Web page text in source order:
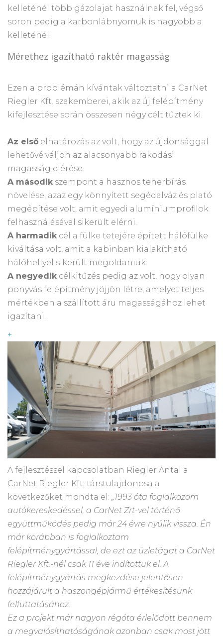
kelleténél több gázolajat használnak fel, végső
soron pedig a karbonlábnyomuk is nagyobb a
kelleténél.
Mérethez igazítható raktér magasság
Ezen a problémán kívántak változtatni a CarNet
Riegler Kft. szakemberei, akik az új felépítmény
kifejlesztése során összesen négy célt tűztek ki.
Az első elhatározás az volt, hogy az újdonsággal
lehetővé váljon az alacsonyabb rakodási
magasság elérése.
A második szempont a hasznos teherbírás
növelése, azaz egy könnyített segédalváz és plató
megépítése volt, amit egyedi alumíniumprofilok
felhasználásával sikerült elérni.
A harmadik cél a fülke tetejére épített hálófülke
kiváltása volt, amit a kabinban kialakítható
hálóhellyel sikerült megoldaniuk.
A negyedik célkitűzés pedig az volt, hogy olyan
ponyvás felépítmény jöjjön létre, amelyet teljes
mértékben a szállított áru magasságához lehet
igazítani.
+
A fejlesztéssel kapcsolatban Riegler Antal a
CarNet Riegler Kft. társtulajdonosa a
következőket mondta el: „1993 óta foglalkozom
autókereskedéssel, a CarNet Zrt-vel történő
együttműködés pedig már 24 évre nyúlik vissza. Én
már korábban is foglalkoztam
felépítménygyártással, de ezt az üzletágat a CarNet
Riegler Kft.-nél csak 11 éve indítottuk el. A
felépítménygyártás megkezdése jelentősen
hozzájárult a haszongépjármű értékesítésünk
felfuttatásához.
Ez a projekt már nagyon régóta érlelődött bennem
a megvalósíthatóságának azonban csak most jött